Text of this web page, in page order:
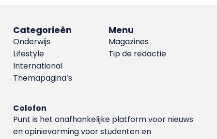
Menu
Magazines
Tip de redactie
Categorieën
Onderwijs
Lifestyle
International
Themapagina’s
Colofon
Punt is het onafhankelijke platform voor nieuws
en opinievorming voor studenten en